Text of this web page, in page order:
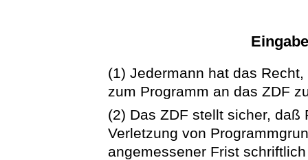
(1) Jedermann hat das
zum Programm an das ZDF
(2) Das ZDF stellt sicher,
Verletzung von
angemessener Frist